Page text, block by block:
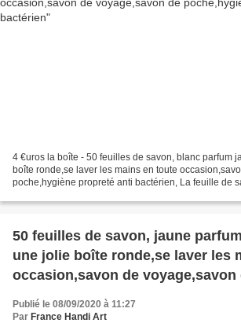
4 €uros la boîte - 50 feuilles de savon, blanc parfum
boîte ronde,se laver les mains en toute
poche,hygiène propreté anti bactérien, La feuille de
50 feuilles de savon, jaune
une jolie boîte ronde,se laver les
occasion,savon de voyage,savon
Publié le 08/09/2020 à 11:27
Par France Handi Art